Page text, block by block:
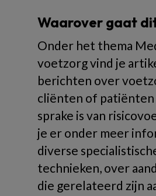
Waarover gaat
Onder het thema
voetzorg vind je
berichten over
cliënten of patiënten
sprake is van
je er onder meer
diverse
technieken, over
die gerelateerd zijn